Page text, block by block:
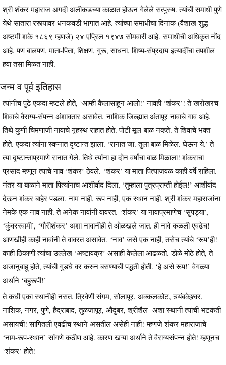
श्री शंकर महाराज अगदी अलीकडच्या काळात होऊन गेलेले सत्पुरुष. त्यांची समाधी पुणे
येथे सातारा रस्त्यावर धनकवडी भागात आहे. त्यांच्या समाधीचा दिनांक (वैशाख शुद्ध
अष्टमी शके १८६९ म्हणजे) २४ एप्रिल १९४७ सोमवारी आहे. समाधीची अधिकृत नोंद
आहे. पण बालपण, माता-पिता, शिक्षण, गुरू, साधना, शिष्य-संप्रदाय इत्यादींचा तपशील
हवा तसा मिळत नाही.
जन्म व पूर्व इतिहास
त्यांनीच पुढे एकदा म्हटले होते, ‘आम्ही कैलासाहून आलो!’ नावही ‘शंकर’! ते खरोखरच
शिवाचे वैराग्य-संपन्न अंशावतार असावेत. नाशिक जिल्ह्यात अंतापूर नावाचे गाव आहे.
तिथे कुणी चिमणाजी नावाचे गृहस्थ राहात होते. पोटी मूल-बाळ नव्हते. ते शिवाचे भक्त
होते. एकदा त्यांना स्वप्नात दृष्टान्त झाला. ‘रानात जा. तुला बाळ मिळेल. घेऊन ये.’ ते
त्या दृष्टान्ताप्रमाणे रानात गेले. तिथे त्यांना हा दोन वर्षांचा बाळ मिळाला! शंकराचा
प्रसाद म्हणून त्याचे नाव ‘शंकर’ ठेवले. ‘शंकर’ या माता-पित्याजवळ काही वर्षे राहिला.
नंतर या बाळाने माता-पित्यांनाच आशीर्वाद दिला, ‘तुम्हाला पुत्रप्राप्ती होईल!’ आशीर्वाद
देऊन शंकर बाहेर पडला. नाम नाही, रूप नाही, एक स्थान नाही. श्री शंकर महाराजांना
नेमके एक नाव नाही. ते अनेक नावांनी वावरत. ‘शंकर’ या नावाप्रमाणेच ‘सुपड्या’,
‘कुंवरस्वामी’, ‘गौरीशंकर’ अशा नावानीही ते ओळखले जात. ही नावे कळली एवढेच!
आणखीही काही नावांनी ते वावरत असावेत. ‘नाव’ जसे एक नाही, तसेच त्यांचे ‘रूप’ही!
काही ठिकाणी त्यांचा उल्लेख ‘अष्टावक्र’ असाही केलेला आढळतो. डोळे मोठे होते, ते
अजानुबाहू होते, त्यांची गुडघे वर करुन बसण्याची पद्धती होती. ‘हे असे रूप!’ वेगळ्या
अर्थाने ‘बहुरूपी!’
ते कधी एका स्थानीही नसत. त्रिवेणी संगम, सोलापूर, अक्कलकोट, त्र्यंबकेश्र्वर,
नाशिक, नगर, पुणे, हैद्राबाद, तुळजापूर, औदुंबर, श्रीशैल- अशा स्थानी त्यांची भटकंती
असायची! सांगितली एवढीच स्थाने असतील असेही नाही! म्हणजे शंकर महाराजांचे
‘नाम-रूप-स्थान’ सांगणे कठीण आहे. कारण खऱ्या अर्थाने ते वैराग्यसंपन्न होते! म्हणूनच
‘शंकर’ होते!